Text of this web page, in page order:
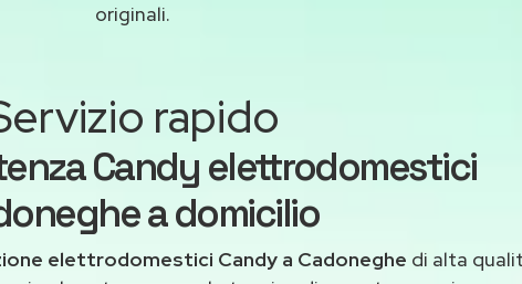
originali.
rapido
Candy elettrodomestici
a domicilio
elettrodomestici Candy a Cadoneghe di alta